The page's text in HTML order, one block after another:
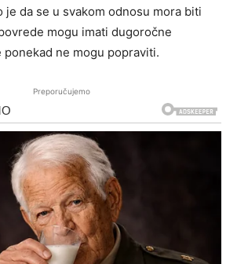
je da se u svakom odnosu mora biti
mogu imati dugoročne
ne mogu popraviti.
Preporučujemo